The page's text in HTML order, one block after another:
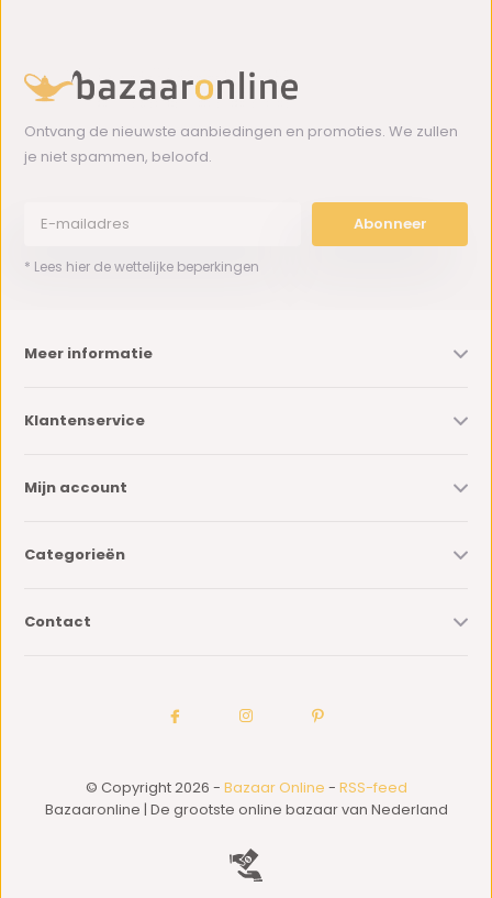
Ontvang de nieuwste aanbiedingen en promoties. We zullen
je niet spammen, beloofd.
Abonneer
* Lees hier de wettelijke beperkingen
Meer informatie
Klantenservice
Mijn account
Categorieën
Contact
© Copyright 2026 - Bazaar Online - RSS-feed
Bazaaronline | De grootste online bazaar van Nederland